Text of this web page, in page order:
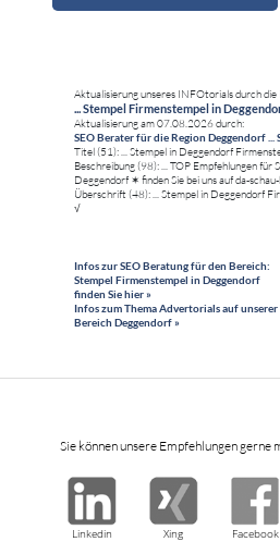
Aktualisierung unseres INFOtorials durch die
... Stempel Firmenstempel in
Aktualisierung am 07.08.2026 durch:
SEO Berater für die Region Deggendorf ...
Titel (51): ... Stempel in Deggendorf
Beschreibung (98): ... TOP Empfehlungen für
Deggendorf ✶ finden Sie bei uns auf da-
Überschrift (48): ... Stempel in Deggendorf
√
Infos zur SEO Beratung für den Bereich:
Stempel Firmenstempel in Deggendorf
finden Sie hier »
Infos zum Thema Advertorials auf
Bereich Deggendorf »
Sie können unsere Empfehlungen gerne
Linkedin Xing Facebook